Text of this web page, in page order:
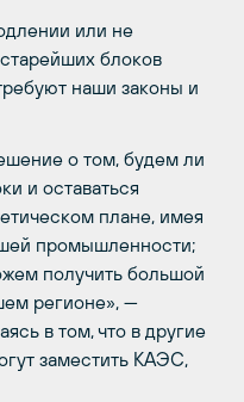
или не
блоков
наши законы и
о том, будем ли
и оставаться
плане, имея
промышленности;
получить большой
регионе», —
в том, что в другие
заместить КАЭС,